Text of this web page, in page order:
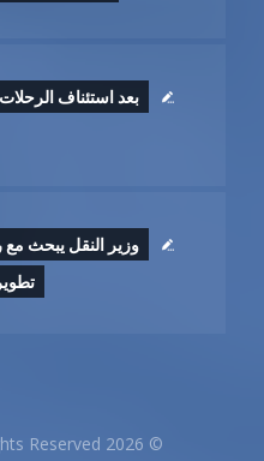
بعد استئناف
وزير النقل يبحث مع
© 2026 sadaelfurat fm. All Rights Reserved.